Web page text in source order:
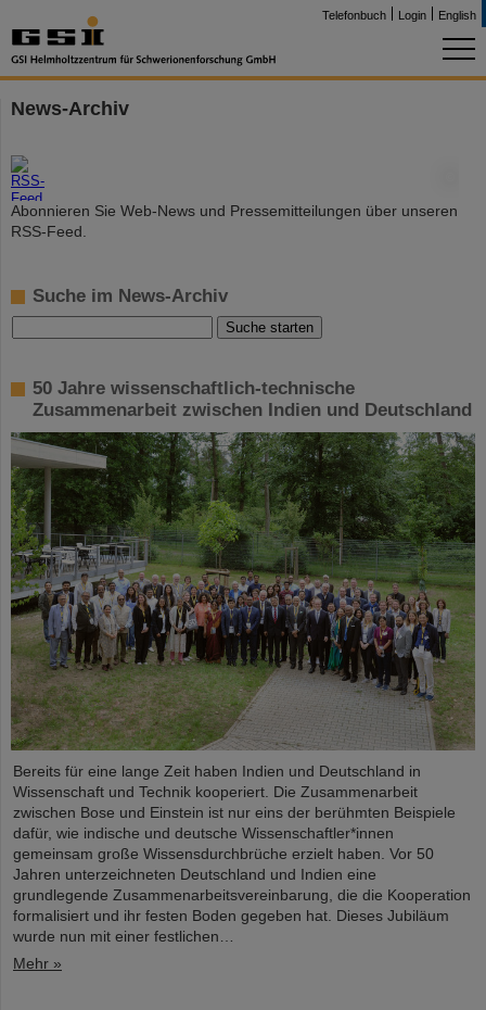
Telefonbuch Login English
News-Archiv
Abonnieren Sie Web-News und Pressemitteilungen über unseren
RSS-Feed.
Suche im News-Archiv
50 Jahre wissenschaftlich-technische
Zusammenarbeit zwischen Indien und Deutschland
Bereits für eine lange Zeit haben Indien und Deutschland in
Wissenschaft und Technik kooperiert. Die Zusammenarbeit
zwischen Bose und Einstein ist nur eins der berühmten Beispiele
dafür, wie indische und deutsche Wissenschaftler*innen
gemeinsam große Wissensdurchbrüche erzielt haben. Vor 50
Jahren unterzeichneten Deutschland und Indien eine
grundlegende Zusammenarbeitsvereinbarung, die die Kooperation
formalisiert und ihr festen Boden gegeben hat. Dieses Jubiläum
wurde nun mit einer festlichen…
Mehr »